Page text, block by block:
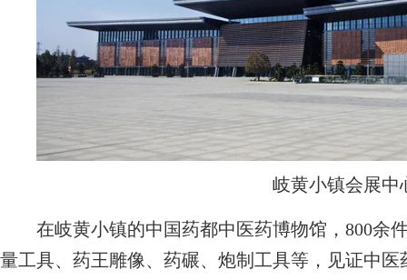
岐黄小镇会展中
在岐黄小镇的中国药都中医药博物馆，800余
量工具、药王雕像、药碾、炮制工具等，见证中